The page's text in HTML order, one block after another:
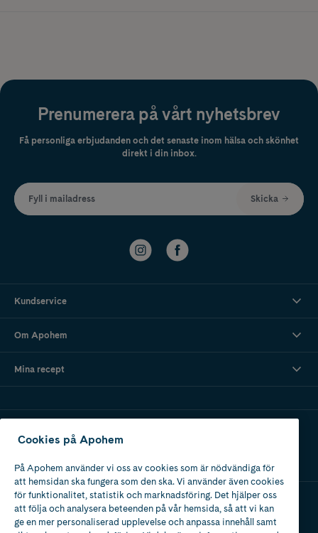
Prenumerera på vårt nyhetsbrev
Få personliga erbjudanden och det senaste inom hälsa och skönhet
direkt i din inbox.
Fyll i mailadress Skicka
Kundservice
Om Apohem
Mina recept
Apotek med tillstånd
av Läkemedelsverket
Cookies på Apohem
På Apohem använder vi oss av cookies som är nödvändiga för
att hemsidan ska fungera som den ska. Vi använder även cookies
för funktionalitet, statistik och marknadsföring. Det hjälper oss
att följa och analysera beteenden på vår hemsida, så att vi kan
ge en mer personaliserad upplevelse och anpassa innehåll samt